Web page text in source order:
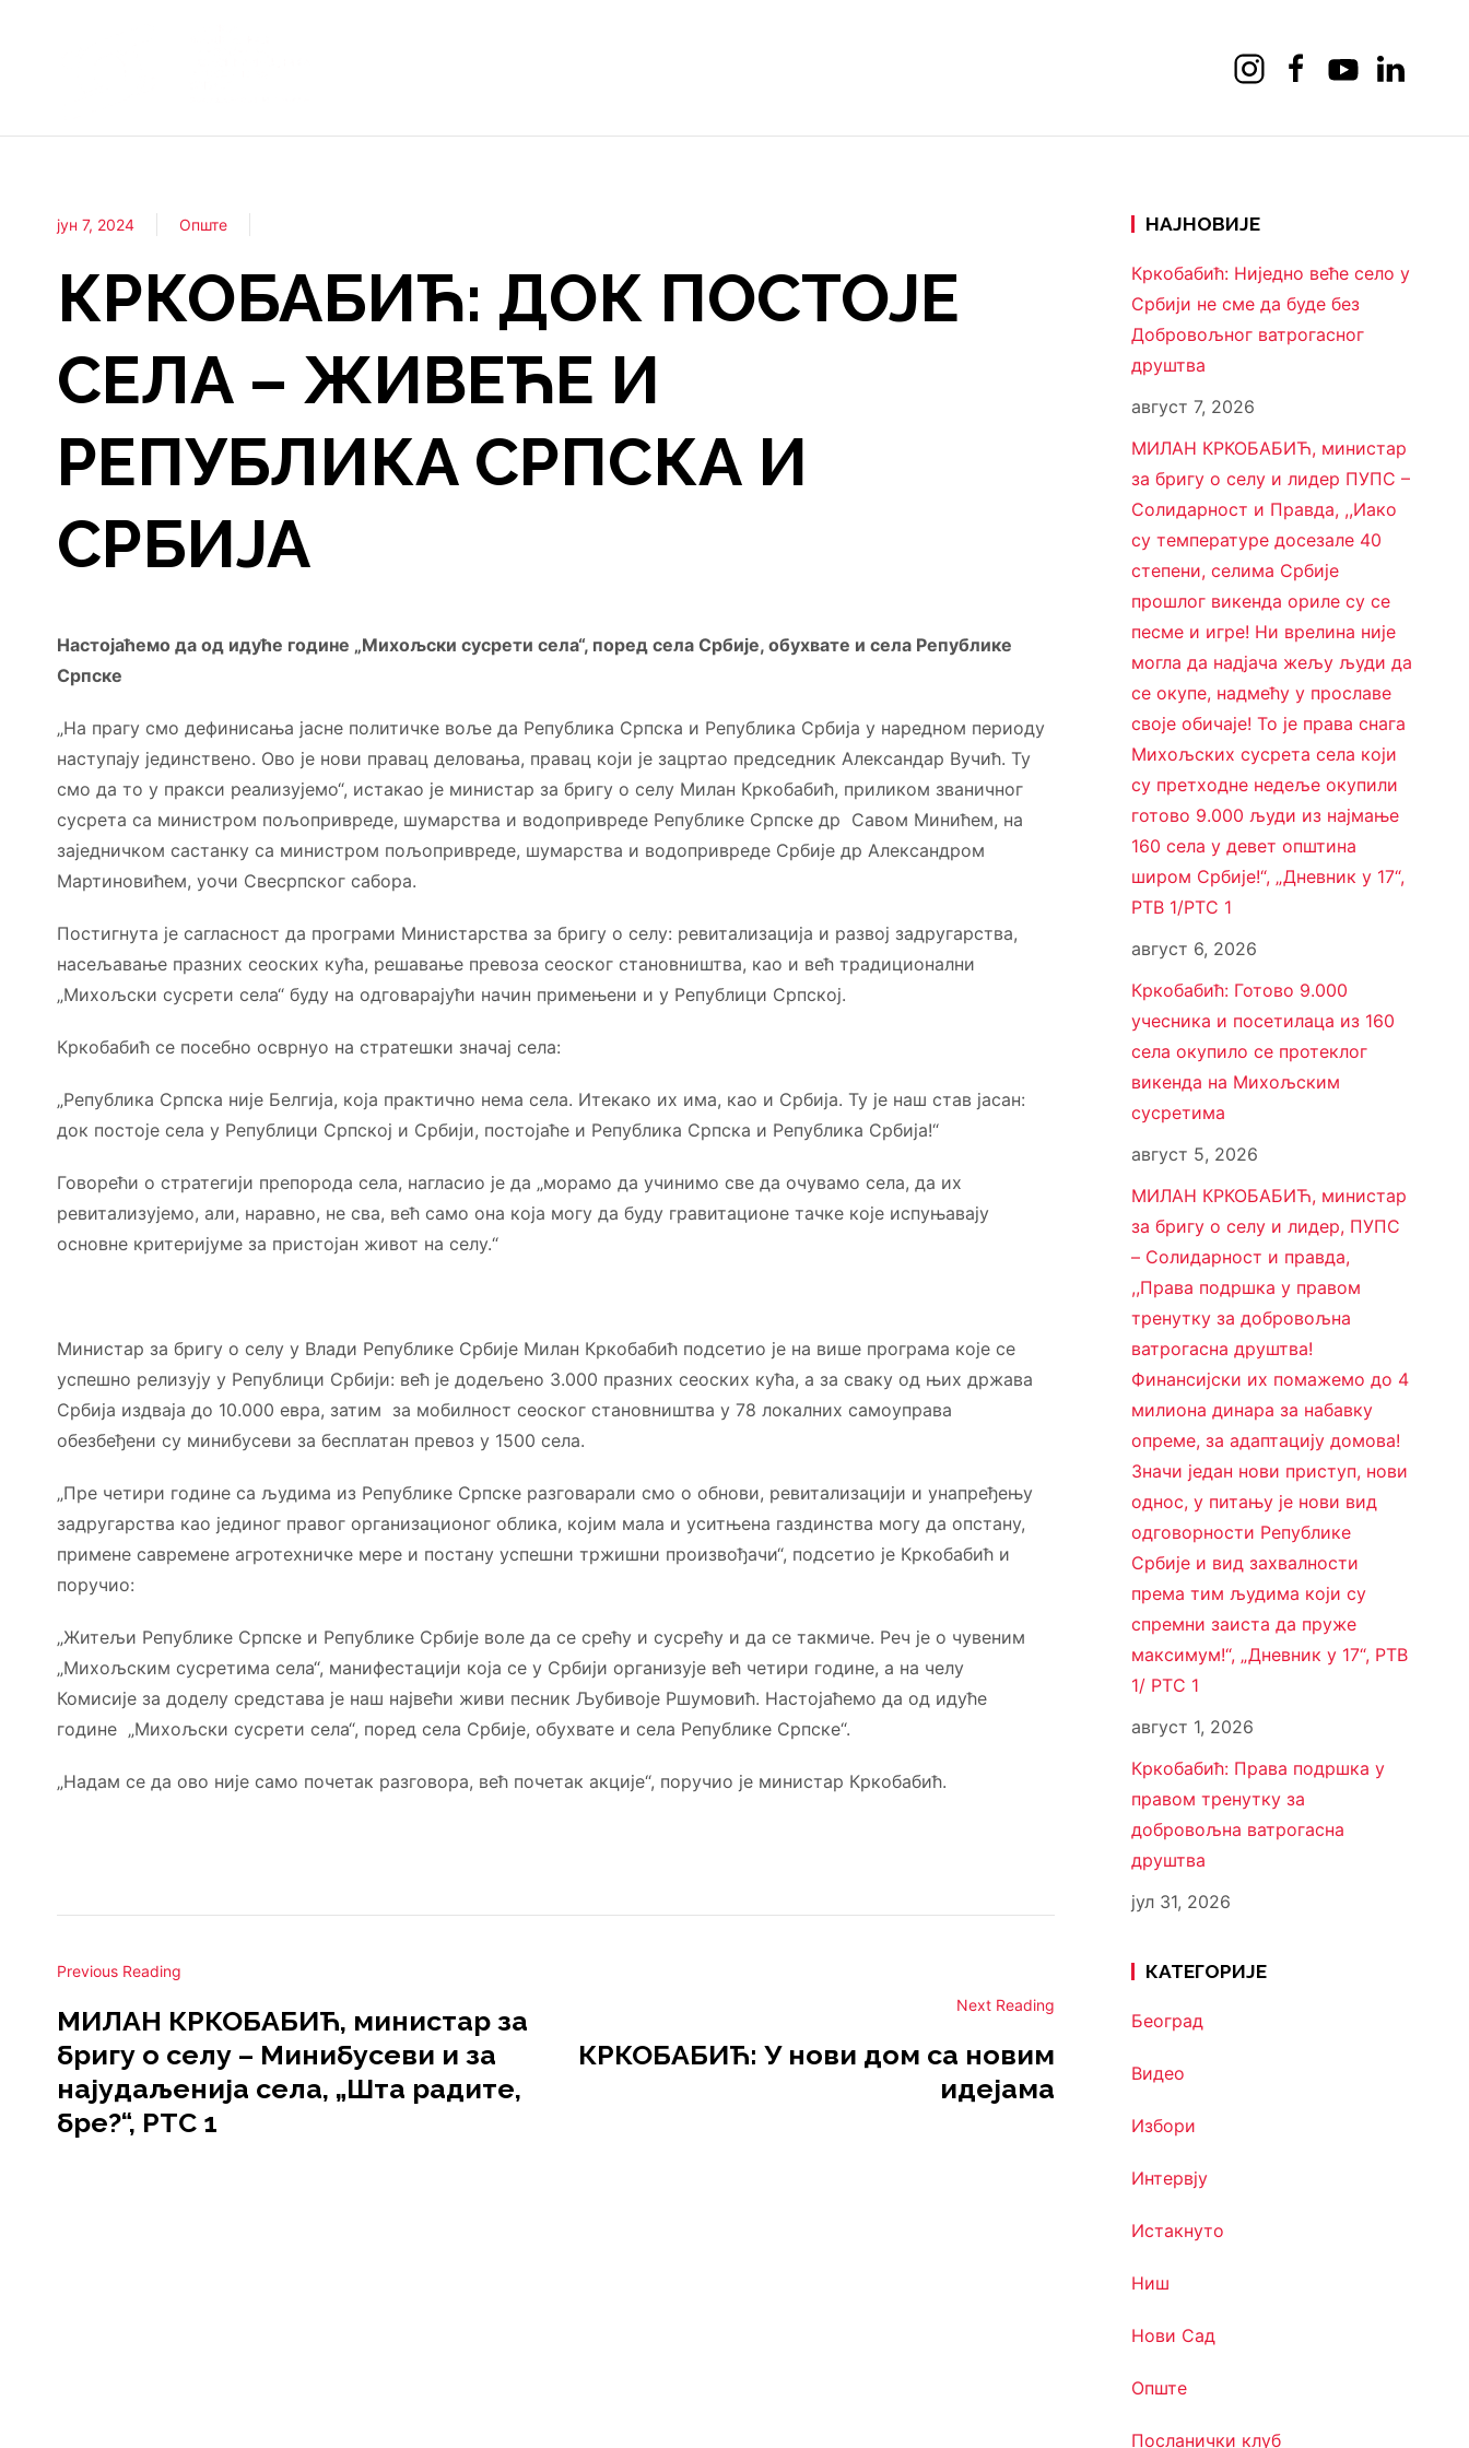
јун 7, 2024 Опште
КРКОБАБИЋ: ДОК ПОСТОЈЕ
СЕЛА – ЖИВЕЋЕ И
РЕПУБЛИКА СРПСКА И
СРБИЈА
Настојаћемо да од идуће године „Михољски сусрети села“, поред села Србије, обухвате и села Републике
Српске
„На прагу смо дефинисања јасне политичке воље да Република Српска и Република Србија у наредном периоду
наступају јединствено. Ово је нови правац деловања, правац који је зацртао председник Александар Вучић. Ту
смо да то у пракси реализујемо“, истакао је министар за бригу о селу Милан Кркобабић, приликом званичног
сусрета са министром пољопривреде, шумарства и водопривреде Републике Српске др Савом Минићем, на
заједничком састанку са министром пољопривреде, шумарства и водопривреде Србије др Александром
Мартиновићем, уочи Свесрпског сабора.
Постигнута је сагласност да програми Министарства за бригу о селу: ревитализација и развој задругарства,
насељавање празних сеоских кућа, решавање превоза сеоског становништва, као и већ традиционални
„Михољски сусрети села“ буду на одговарајући начин примењени и у Републици Српској.
Кркобабић се посебно осврнуо на стратешки значај села:
„Република Српска није Белгија, која практично нема села. Итекако их има, као и Србија. Ту је наш став јасан:
док постоје села у Републици Српској и Србији, постојаће и Република Српска и Република Србија!“
Говорећи о стратегији препорода села, нагласио је да „морамо да учинимо све да очувамо села, да их
ревитализујемо, али, наравно, не сва, већ само она која могу да буду гравитационе тачке које испуњавају
основне критеријуме за пристојан живот на селу.“
Министар за бригу о селу у Влади Републике Србије Милан Кркобабић подсетио је на више програма које се
успешно релизују у Републици Србији: већ је додељено 3.000 празних сеоских кућа, а за сваку од њих држава
Србија издваја до 10.000 евра, затим за мобилност сеоског становништва у 78 локалних самоуправа
обезбеђени су минибусеви за бесплатан превоз у 1500 села.
„Пре четири године са људима из Републике Српске разговарали смо о обнови, ревитализацији и унапређењу
задругарства као јединог правог организационог облика, којим мала и уситњена газдинства могу да опстану,
примене савремене агротехничке мере и постану успешни тржишни произвођачи“, подсетио је Кркобабић и
поручио:
„Житељи Републике Српске и Републике Србије воле да се срећу и сусрећу и да се такмиче. Реч је о чувеним
„Михољским сусретима села“, манифестацији која се у Србији организује већ четири године, а на челу
Комисије за доделу средстава је наш највећи живи песник Љубивоје Ршумовић. Настојаћемо да од идуће
године „Михољски сусрети села“, поред села Србије, обухвате и села Републике Српске“.
„Надам се да ово није само почетак разговора, већ почетак акције“, поручио је министар Кркобабић.
Previous Reading
МИЛАН КРКОБАБИЋ, министар за
бригу о селу – Минибусеви и за
најудаљенија села, „Шта радите,
бре?“, РТС 1
Next Reading
КРКОБАБИЋ: У нови дом са новим
идејама
НАЈНОВИЈЕ
Кркобабић: Ниједно веће село у
Србији не сме да буде без
Добровољног ватрогасног
друштва
август 7, 2026
МИЛАН КРКОБАБИЋ, министар
за бригу о селу и лидер ПУПС –
Солидарност и Правда, ,,Иако
су температуре досезале 40
степени, селима Србије
прошлог викенда ориле су се
песме и игре! Ни врелина није
могла да надјача жељу људи да
се окупе, надмећу у прославе
своје обичаје! То је права снага
Михољских сусрета села који
су претходне недеље окупили
готово 9.000 људи из најмање
160 села у девет општина
широм Србије!“, „Дневник у 17“,
РТВ 1/РТС 1
август 6, 2026
Кркобабић: Готово 9.000
учесника и посетилаца из 160
села окупило се протеклог
викенда на Михољским
сусретима
август 5, 2026
МИЛАН КРКОБАБИЋ, министар
за бригу о селу и лидер, ПУПС
– Солидарност и правда,
,,Права подршка у правом
тренутку за добровољна
ватрогасна друштва!
Финансијски их помажемо до 4
милиона динара за набавку
опреме, за адаптацију домова!
Значи један нови приступ, нови
однос, у питању је нови вид
одговорности Републике
Србије и вид захвалности
према тим људима који су
спремни заиста да пруже
максимум!“, „Дневник у 17“, РТВ
1/ РТС 1
август 1, 2026
Кркобабић: Права подршка у
правом тренутку за
добровољна ватрогасна
друштва
јул 31, 2026
КАТЕГОРИЈЕ
Београд
Видео
Избори
Интервју
Истакнуто
Ниш
Нови Сад
Опште
Посланички клуб